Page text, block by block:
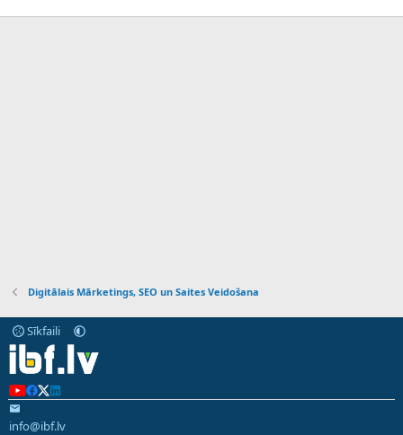
Digitālais Mārketings, SEO un Saites Veidošana
Sīkfaili
info@ibf.lv